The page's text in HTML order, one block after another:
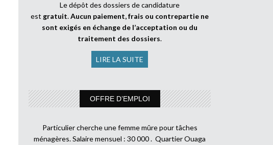
Le dépôt des dossiers de candidature
est gratuit.Aucun paiement, frais ou contrepartie ne
sont exigés en échange de l’acceptation ou du
traitement des dossiers.
LIRE LA SUITE
OFFRE D’EMPLOI
Particulier cherche une femme mûre pour tâches
ménagères. Salaire mensuel : 30 000 . Quartier Ouaga